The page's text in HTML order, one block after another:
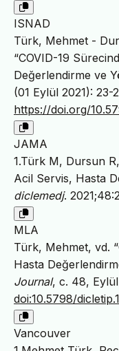
ISNAD
Türk, Mehmet -
“COVID-19
Değerlendirme ve
(01 Eylül 2021): 23-
https://doi.org/
JAMA
1.Türk M, Dursun
Acil Servis, Hasta
diclemedj.
MLA
Türk, Mehmet, vd.
Hasta
Journal, c. 48,
doi:10.5798/
Vancouver